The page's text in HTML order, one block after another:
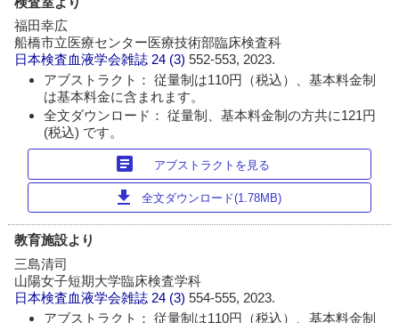
福田幸広
船橋市立医療センター医療技術部臨床検査科
日本検査血液学会雑誌 24 (3)552-553, 2023.
アブストラクト： 従量制は110円（税込）、基本料金制
は基本料金に含まれます。
全文ダウンロード： 従量制、基本料金制の方共に121円
(税込) です。
article アブストラクトを見る
download 全文ダウンロード(1.78MB)
教育施設より
三島清司
山陽女子短期大学臨床検査学科
日本検査血液学会雑誌 24 (3)554-555, 2023.
アブストラクト： 従量制は110円（税込）、基本料金制